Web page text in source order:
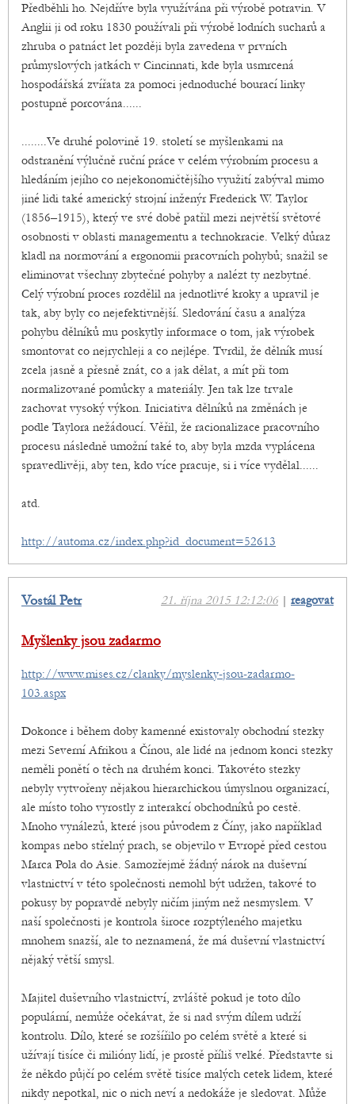
Předběhli ho. Nejdříve byla využívána při výrobě potravin. V
Anglii ji od roku 1830 používali při výrobě lodních sucharů a
zhruba o patnáct let později byla zavedena v prvních
průmyslových jatkách v Cincinnati, kde byla usmrcená
hospodářská zvířata za pomoci jednoduché bourací linky
postupně porcována......
........Ve druhé polovině 19. století se myšlenkami na
odstranění výlučně ruční práce v celém výrobním procesu a
hledáním jejího co nejekonomičtějšího využití zabýval mimo
jiné lidi také americký strojní inženýr Frederick W. Taylor
(1856–1915), který ve své době patřil mezi největší světové
osobnosti v oblasti managementu a technokracie. Velký důraz
kladl na normování a ergonomii pracovních pohybů; snažil se
eliminovat všechny zbytečné pohyby a nalézt ty nezbytné.
Celý výrobní proces rozdělil na jednotlivé kroky a upravil je
tak, aby byly co nejefektivnější. Sledování času a analýza
pohybu dělníků mu poskytly informace o tom, jak výrobek
smontovat co nejrychleji a co nejlépe. Tvrdil, že dělník musí
zcela jasně a přesně znát, co a jak dělat, a mít při tom
normalizované pomůcky a materiály. Jen tak lze trvale
zachovat vysoký výkon. Iniciativa dělníků na změnách je
podle Taylora nežádoucí. Věřil, že racionalizace pracovního
procesu následně umožní také to, aby byla mzda vyplácena
spravedlivěji, aby ten, kdo více pracuje, si i více vydělal......
atd.
http://automa.cz/index.php?id_document=52613
21. října 2015 12:12:06 | reagovat
Vostál Petr
Myšlenky jsou zadarmo
http://www.mises.cz/clanky/myslenky-jsou-zadarmo-
103.aspx
Dokonce i během doby kamenné existovaly obchodní stezky
mezi Severní Afrikou a Čínou, ale lidé na jednom konci stezky
neměli ponětí o těch na druhém konci. Takovéto stezky
nebyly vytvořeny nějakou hierarchickou úmyslnou organizací,
ale místo toho vyrostly z interakcí obchodníků po cestě.
Mnoho vynálezů, které jsou původem z Číny, jako například
kompas nebo střelný prach, se objevilo v Evropě před cestou
Marca Pola do Asie. Samozřejmě žádný nárok na duševní
vlastnictví v této společnosti nemohl být udržen, takové to
pokusy by popravdě nebyly ničím jiným než nesmyslem. V
naší společnosti je kontrola široce rozptýleného majetku
mnohem snazší, ale to neznamená, že má duševní vlastnictví
nějaký větší smysl.
Majitel duševního vlastnictví, zvláště pokud je toto dílo
populární, nemůže očekávat, že si nad svým dílem udrží
kontrolu. Dílo, které se rozšířilo po celém světě a které si
užívají tisíce či milióny lidí, je prostě příliš velké. Představte si
že někdo půjčí po celém světě tisíce malých cetek lidem, které
nikdy nepotkal, nic o nich neví a nedokáže je sledovat. Může